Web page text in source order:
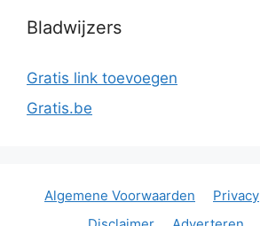
Bladwijzers
Gratis link toevoegen
Gratis.be
Algemene Voorwaarden Privacy